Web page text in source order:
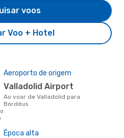
Voo + Hotel
voos
Aeroporto de origem
Valladolid Airport
Ao voar de Valladolid para
Bordéus
Época alta